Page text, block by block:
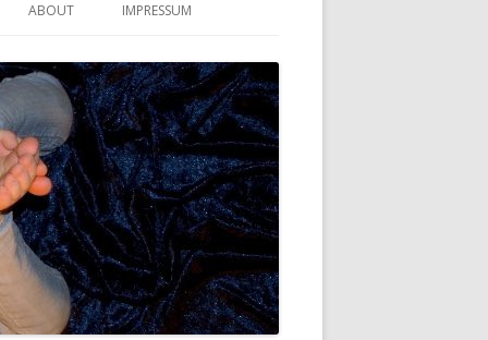
ABOUT IMPRESSUM
HAFTUNGSAUSSCHLUSS